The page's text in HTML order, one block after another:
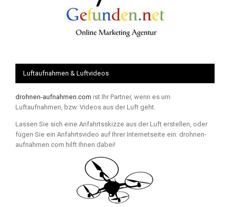
Luftaufnahmen & Luftvideos
drohnen-aufnahmen.com ist Ihr Partner, wenn es um
Luftaufnahmen, bzw. Videos aus der Luft geht.
Lassen Sie sich eine Anfahrtsskizze aus der Luft erstellen, oder
fügen Sie ein Anfahrtsvideo auf Ihrer Internetseite ein. drohnen-
aufnahmen.com hilft Ihnen dabei!